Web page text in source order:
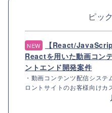
ピッ
NEW
【React/
Reactを用いた動画コン
ントエンド開発案件
・動画コンテンツ配信シス
ロントサイトのお客様向けカ